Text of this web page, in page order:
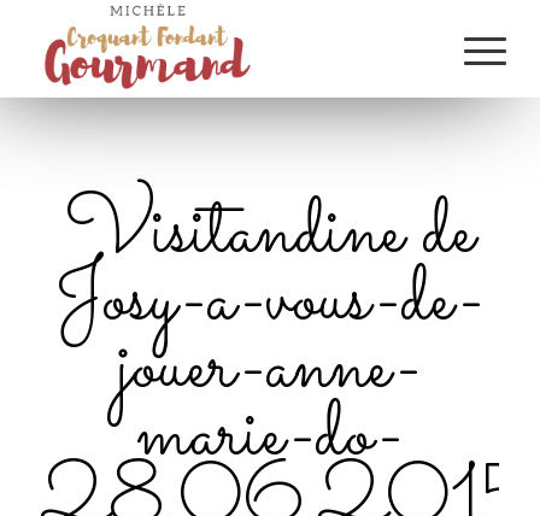
Visitandine de
Josy-a-vous-de-
jouer-anne-
marie-do-